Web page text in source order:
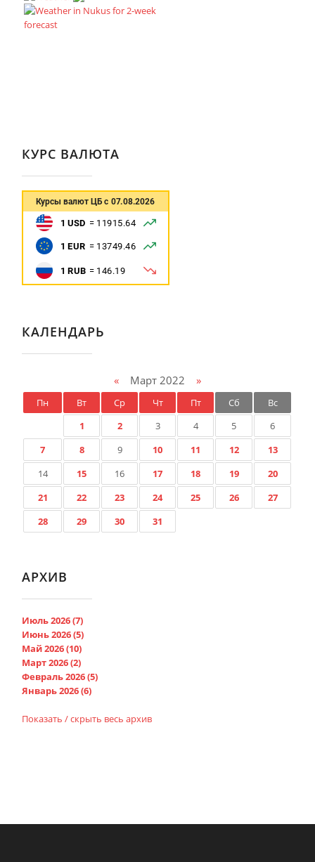
КУРС ВАЛЮТА
КАЛЕНДАРЬ
«Март 2022 »
Пн Вт Ср Чт Пт Сб
Вс
1
2 3 4 5
6
7
8 9 10 11 12
13
14
15 16 17 18 19
20
21
22 23 24 25 26
27
28
29 30 31
АРХИВ
Июль 2026 (7)
Июнь 2026 (5)
Май 2026 (10)
Март 2026 (2)
Февраль 2026 (5)
Январь 2026 (6)
Показать / скрыть весь архив